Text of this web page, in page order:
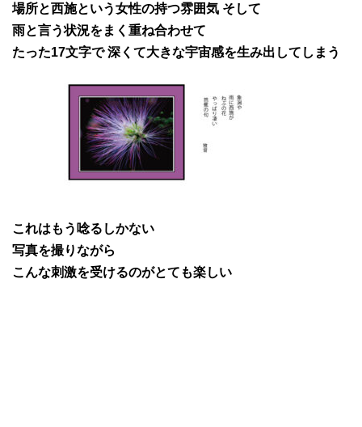
場所と西施という女性の持つ雰囲気 そして
雨と言う状況をまく重ね合わせて
たった17文字で深くて大きな宇宙感を生み出してしまう
これはもう唸るしかない
写真を撮りながら
こんな刺激を受けるのがとても楽しい